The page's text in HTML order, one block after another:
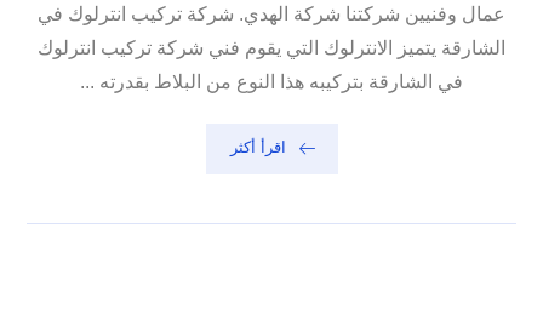
عمال وفنيين شركتنا شركة الهدي. شركة تركيب انترلوك في
الشارقة يتميز الانترلوك التي يقوم فني شركة تركيب انترلوك
في الشارقة بتركيبه هذا النوع من البلاط بقدرته ...
اقرأ أكثر